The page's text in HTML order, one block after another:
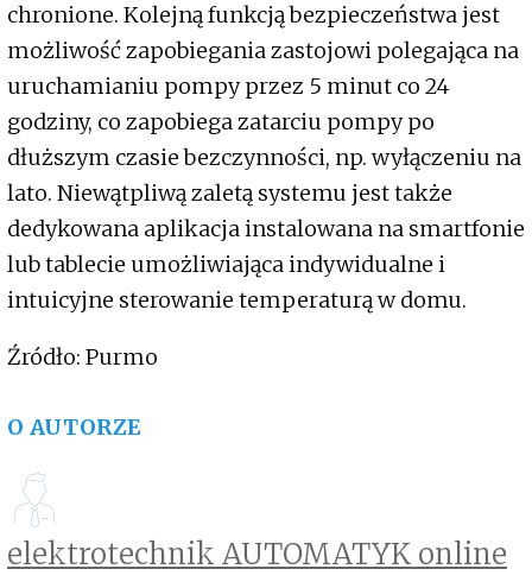
chronione. Kolejną funkcją bezpieczeństwa jest
możliwość zapobiegania zastojowi polegająca na
uruchamianiu pompy przez 5 minut co 24
godziny, co zapobiega zatarciu pompy po
dłuższym czasie bezczynności, np. wyłączeniu na
lato. Niewątpliwą zaletą systemu jest także
dedykowana aplikacja instalowana na smartfonie
lub tablecie umożliwiająca indywidualne i
intuicyjne sterowanie temperaturą w domu.
Źródło: Purmo
O AUTORZE
elektrotechnik AUTOMATYK online